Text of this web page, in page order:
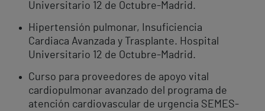
Universitario 12 de Octubre-Madrid.
Hipertensión pulmonar, Insuficiencia
Cardiaca Avanzada y Trasplante. Hospital
Universitario 12 de Octubre-Madrid.
Curso para proveedores de apoyo vital
cardiopulmonar avanzado del programa de
atención cardiovascular de urgencia SEMES-